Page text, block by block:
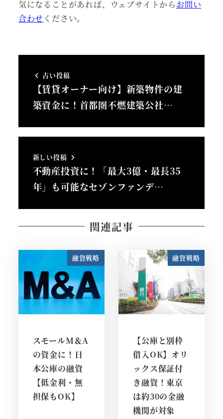
気になることがあれば、ウェブサイトからお問い
合わせ ください。
古い投稿
【賃貸オーナー向け】新築物件の建
築資金に！首都圏不燃建築公社…
新しい投稿
不動産投資に！「最大3億・最長35
年」も可能なセゾンファンデ…
関連記事
融資戦略
スモールM＆A
の資金に！日
本公庫の融資
【低金利・無
担保もOK】
融資戦略
【公庫と別枠
借入OK】オリ
ックス保証付
き融資！東京
は約30の金融
機関が対象